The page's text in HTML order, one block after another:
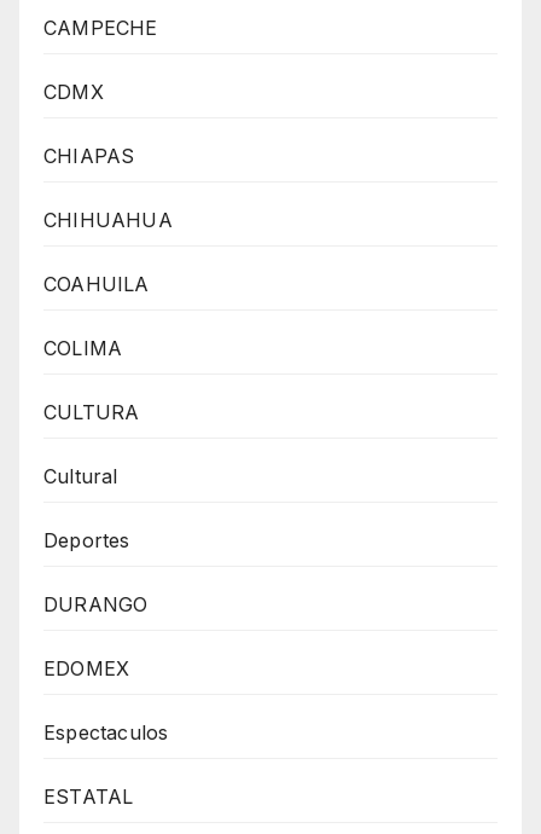
CAMPECHE
CDMX
CHIAPAS
CHIHUAHUA
COAHUILA
COLIMA
CULTURA
Cultural
Deportes
DURANGO
EDOMEX
Espectaculos
ESTATAL